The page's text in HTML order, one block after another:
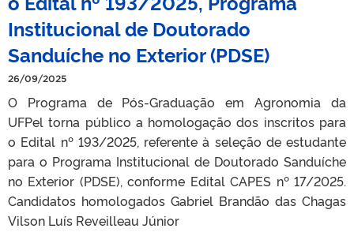
Institucional de Doutorado
Sanduíche no Exterior (PDSE)
26/09/2025
O Programa de Pós-Graduação em Agronomia da
UFPel torna público a homologação dos inscritos para
o Edital nº 193/2025, referente à seleção de estudante
para o Programa Institucional de Doutorado Sanduíche
no Exterior (PDSE), conforme Edital CAPES nº 17/2025.
Candidatos homologados Gabriel Brandão das Chagas
Vilson Luís Reveilleau Júnior